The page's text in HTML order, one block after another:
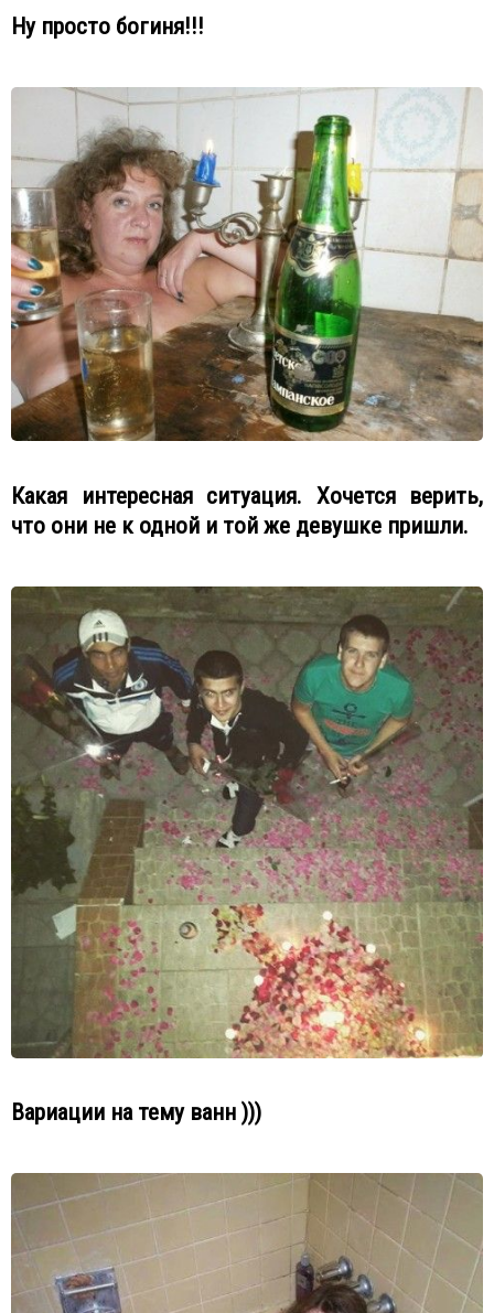
Ну просто богиня!!!
Какая интересная ситуация. Хочется верить,
что они не к одной и той же девушке пришли.
Вариации на тему ванн )))